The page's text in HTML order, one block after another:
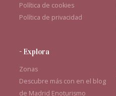
Política de cookies
Política de privacidad
- Explora
Zonas
Descubre más con en el blog
de Madrid Enoturismo